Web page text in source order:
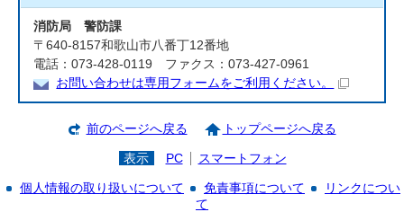
消防局 警防課
〒640-8157和歌山市八番丁12番地
電話：073-428-0119 ファクス：073-427-0961
お問い合わせは専用フォームをご利用ください。
前のページへ戻る トップページへ戻る
表示 PC スマートフォン
個人情報の取り扱いについて 免責事項について
リンクについ
て